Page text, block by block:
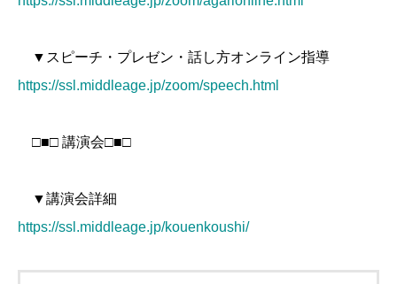
▼スピーチ・プレゼン・話し方オンライン指導
https://ssl.middleage.jp/zoom/speech.html
□■□ 講演会□■□
▼講演会詳細
https://ssl.middleage.jp/kouenkoushi/